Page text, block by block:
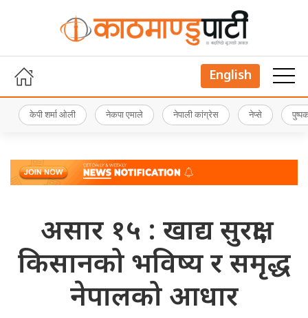
English
केपी शर्मा ओली नेकपा एमाले नेपाली कांग्रेस नेप्से
असार १५ : खाद्य सुरक्षा,
किसानको भविष्य र समृद्ध
नेपालको आधार